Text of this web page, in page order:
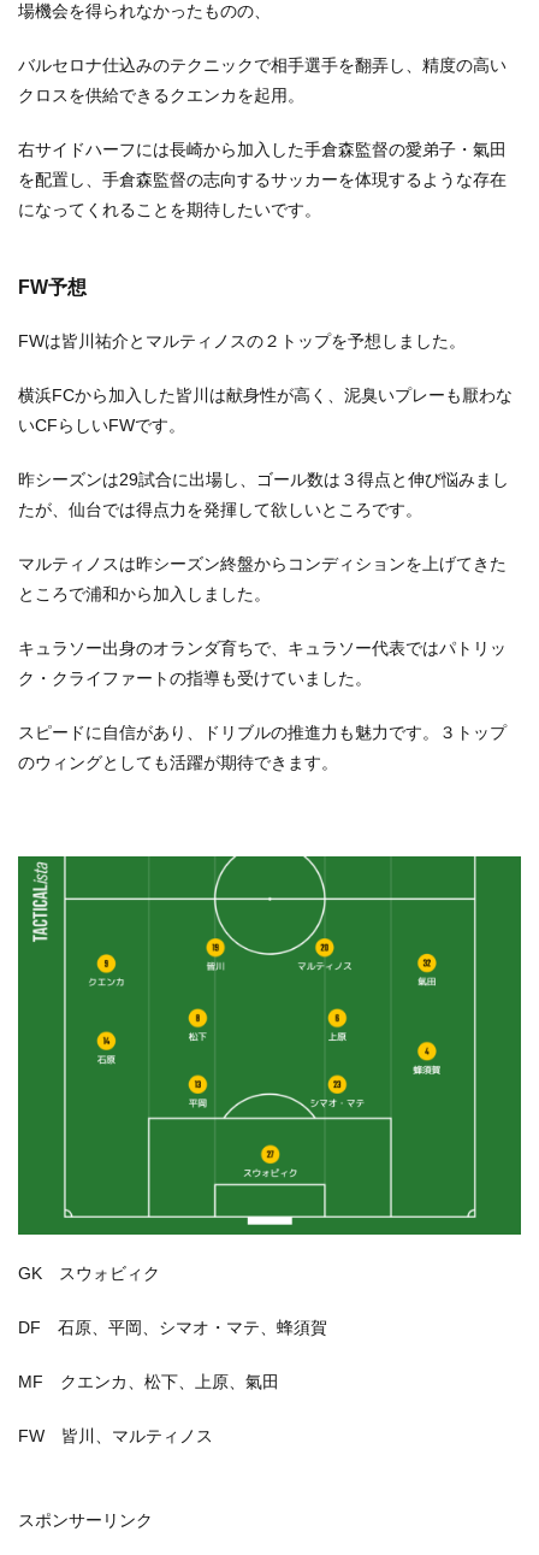
場機会を得られなかったものの、
バルセロナ仕込みのテクニックで相手選手を翻弄し、精度の高い
クロスを供給できるクエンカを起用。
右サイドハーフには長崎から加入した手倉森監督の愛弟子・氣田
を配置し、手倉森監督の志向するサッカーを体現するような存在
になってくれることを期待したいです。
FW予想
FWは皆川祐介とマルティノスの２トップを予想しました。
横浜FCから加入した皆川は献身性が高く、泥臭いプレーも厭わな
いCFらしいFWです。
昨シーズンは29試合に出場し、ゴール数は３得点と伸び悩みまし
たが、仙台では得点力を発揮して欲しいところです。
マルティノスは昨シーズン終盤からコンディションを上げてきた
ところで浦和から加入しました。
キュラソー出身のオランダ育ちで、キュラソー代表ではパトリッ
ク・クライファートの指導も受けていました。
スピードに自信があり、ドリブルの推進力も魅力です。３トップ
のウィングとしても活躍が期待できます。
GK スウォビィク
DF 石原、平岡、シマオ・マテ、蜂須賀
MF クエンカ、松下、上原、氣田
FW 皆川、マルティノス
スポンサーリンク